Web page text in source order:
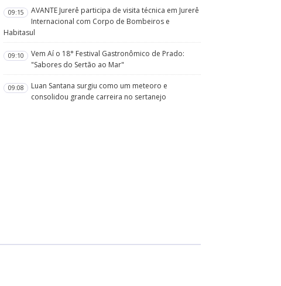
09:15
AVANTE Jurerê participa de visita técnica em Jurerê
Internacional com Corpo de Bombeiros e
Habitasul
09:10
Vem Aí o 18° Festival Gastronômico de Prado:
"Sabores do Sertão ao Mar"
09:08
Luan Santana surgiu como um meteoro e
consolidou grande carreira no sertanejo